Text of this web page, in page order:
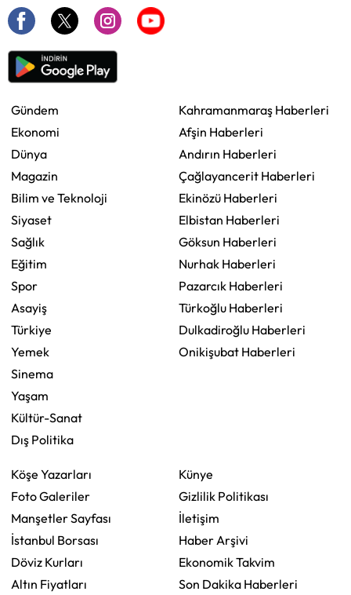
Gündem
Ekonomi
Dünya
Magazin
Bilim ve Teknoloji
Siyaset
Sağlık
Eğitim
Spor
Asayiş
Türkiye
Yemek
Sinema
Yaşam
Kültür-Sanat
Dış Politika
Kahramanmaraş Haberleri
Afşin Haberleri
Andırın Haberleri
Çağlayancerit Haberleri
Ekinözü Haberleri
Elbistan Haberleri
Göksun Haberleri
Nurhak Haberleri
Pazarcık Haberleri
Türkoğlu Haberleri
Dulkadiroğlu Haberleri
Onikişubat Haberleri
Köşe Yazarları
Foto Galeriler
Manşetler Sayfası
İstanbul Borsası
Döviz Kurları
Altın Fiyatları
Künye
Gizlilik Politikası
İletişim
Haber Arşivi
Ekonomik Takvim
Son Dakika Haberleri